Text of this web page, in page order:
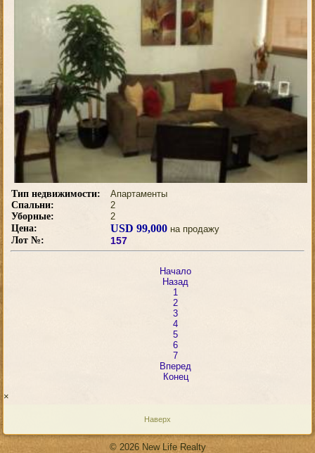
Тип недвижимости:
Апартаменты
Спальни:
2
Уборные:
2
Цена:
USD 99,000 на продажу
Лот №:
157
Начало
Назад
1
2
3
4
5
6
7
Вперед
Конец
×
Наверх
© 2026 New Life Realty